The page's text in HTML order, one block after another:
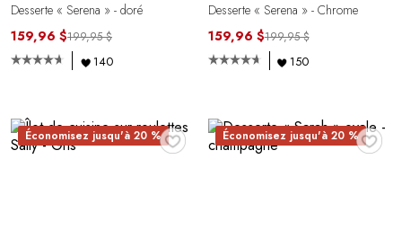
Desserte « Serena » - doré
159,96 $199,95 $
140
Desserte « Serena » - Chrome
159,96 $199,95 $
150
♥
Économisez jusqu'à 20 % ♥
Économisez jusqu'à 20 %